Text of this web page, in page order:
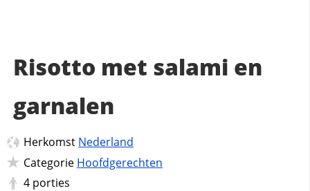
Risotto met salami en
garnalen
Herkomst Nederland
Categorie Hoofdgerechten
4 porties